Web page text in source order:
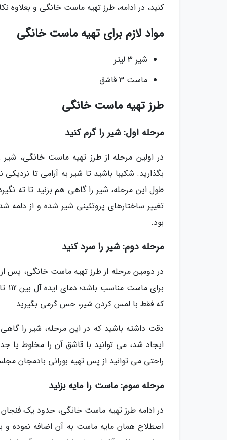
کنید، در ادامه، طرز تهیه ماست خانگی و
مواد لازم برای تهیه ماست خانگی
شیر 3 لیتر
ماست 3 قاشق
طرز تهیه ماست خانگی
مرحله اول: شیر را گرم کنید
در اولین مرحله از طرز تهیه ماست خانگی، شیر
طول این مرحله، شیر را گاهی هم بزنید تا ته
تغییر ساختارهای پروتئینی شیر شده و از
بود.
مرحله دوم: شیر را سرد کنید
در دومین مرحله از طرز تهیه ماست خانگی، پس
که فقط با لمس کردن شیر، حس گرمی بگیرید.
دقت داشته باشید که در این مرحله، شیر را
ایجاد شد، می توانید با قاشق آن را مخلوط یا
راحتی می توانید از پس تهیه بورانی بادمجان
مرحله سوم: ماست را مایه بزنید
در ادامه طرز تهیه ماست خانگی، حدود یک
اصطلاح همان مایه ماست به آن اضافه نموده